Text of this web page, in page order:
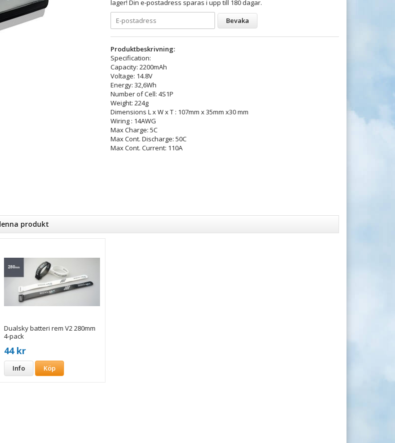
lager! Din e-postadress sparas i upp till 180 dagar.
Bevaka
Produktbeskrivning:
Specification:
Capacity: 2200mAh
Voltage: 14.8V
Energy: 32,6Wh
Number of Cell: 4S1P
Weight: 224g
Dimensions L x W x T : 107mm x 35mm x30 mm
Wiring : 14AWG
Max Charge: 5C
Max Cont. Discharge: 50C
Max Cont. Current: 110A
produkt
Dualsky batteri rem V2 280mm
4-pack
44 kr
Info Köp